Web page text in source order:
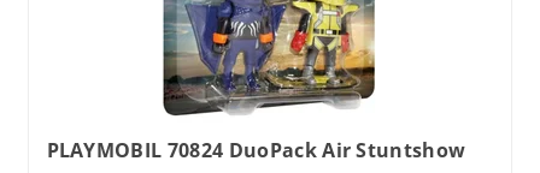
PLAYMOBIL 70824 DuoPack Air Stuntshow